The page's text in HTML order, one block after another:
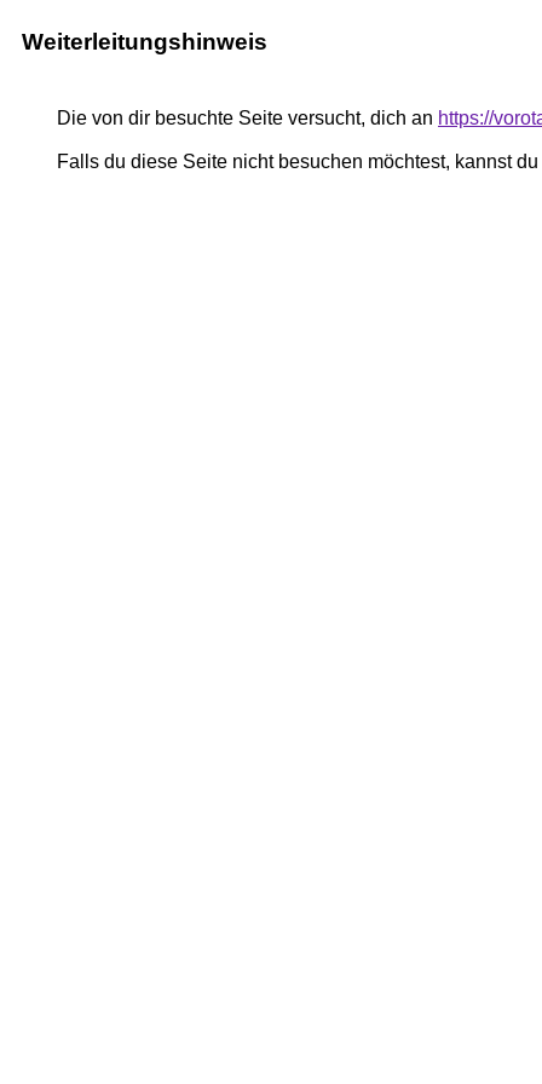
Weiterleitungshinweis
Die von dir besuchte Seite versucht, dich an https://
Falls du diese Seite nicht besuchen möchtest, kannst du